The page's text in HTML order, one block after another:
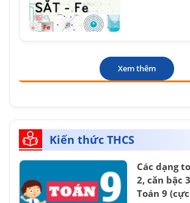
Xem thêm
Kiến thức THCS
Các dạng
2, căn bậc
Toán 9